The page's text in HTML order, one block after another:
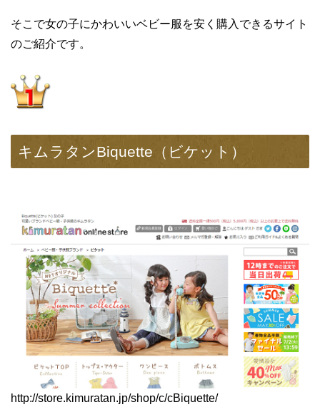
そこで女の子にかわいいベビー服を安く購入できるサイト
のご紹介です。
キムラタンBiquette（ビケット）
http://store.kimuratan.jp/shop/c/cBiquette/